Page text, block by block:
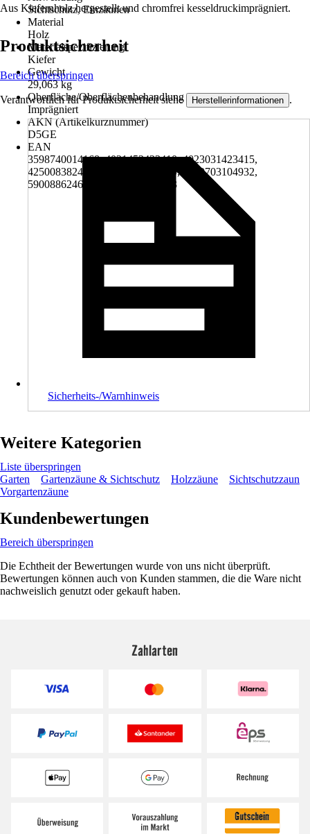
Sichtschutz, Einzäunen
Material
Holz
Materialspezifizierung
Kiefer
Gewicht
29,063 kg
Oberfläche/Oberflächenbehandlung
Imprägniert
AKN (Artikelkurznummer)
D5GE
EAN
3598740014168, 4021452423410, 4023031423415,
4250083824215, 4250703100309, 4250703104932,
5900886246910, 5907051006973
Aus Kiefernholz hergestellt und chromfrei kesseldruckimprägniert.
Produktsicherheit
Bereich überspringen
Verantwortlich für Produktsicherheit siehe Herstellerinformationen .
Sicherheits-/Warnhinweis
Weitere Kategorien
Liste überspringen
Garten
Gartenzäune & Sichtschutz Holzzäune
Sichtschutzzaun
Vorgartenzäune
Kundenbewertungen
Bereich überspringen
Die Echtheit der Bewertungen wurde von uns nicht überprüft.
Bewertungen können auch von Kunden stammen, die die Ware nicht
nachweislich genutzt oder gekauft haben.
Zahlarten